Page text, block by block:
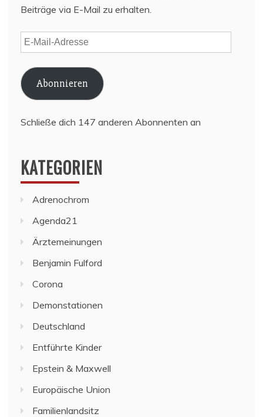
Beiträge via E-Mail zu erhalten.
E-
Mail-
Adresse
Abonnieren
Schließe dich 147 anderen Abonnenten an
KATEGORIEN
Adrenochrom
Agenda21
Ärztemeinungen
Benjamin Fulford
Corona
Demonstationen
Deutschland
Entführte Kinder
Epstein & Maxwell
Europäische Union
Familienlandsitz